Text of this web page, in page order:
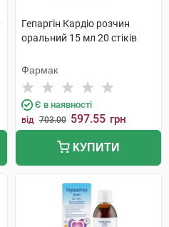
Гепаргін Кардіо розчин
оральний 15 мл 20 стіків
Фармак
Є в наявності
від 703.00 597.55 грн
КУПИТИ